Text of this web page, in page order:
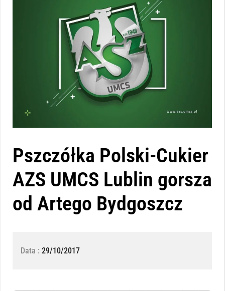
Pszczółka Polski-Cukier
AZS UMCS Lublin gorsza
od Artego Bydgoszcz
Data : 29/10/2017